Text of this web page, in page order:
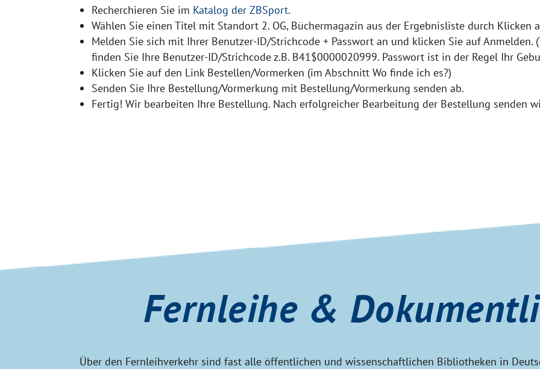
Recherchieren Sie im Katalog der ZBSport.
Wählen Sie einen Titel mit Standort 2. OG, Büchermagazin aus der Ergebnisliste durch Klicken
Melden Sie sich mit Ihrer Benutzer-ID/Strichcode + Passwort an und klicken Sie auf Anmelden.
finden Sie Ihre Benutzer-ID/Strichcode z.B. B41$0000020999. Passwort ist in der Regel Ihr
Klicken Sie auf den Link Bestellen/Vormerken (im Abschnitt Wo finde ich es?)
Senden Sie Ihre Bestellung/Vormerkung mit Bestellung/Vormerkung senden ab.
Fertig! Wir bearbeiten Ihre Bestellung. Nach erfolgreicher Bearbeitung der Bestellung senden
Fernleihe &
Über den Fernleihverkehr sind fast alle öffentlichen und wissenschaftlichen Bibliotheken in